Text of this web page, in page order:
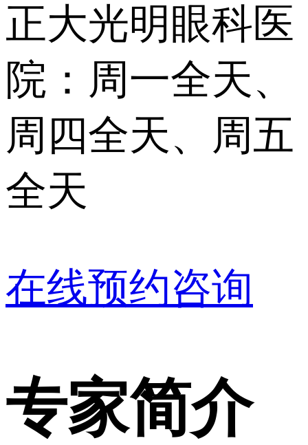
正大光明眼科医
院：周一全天、
周四全天、周五
全天
在线预约咨询
专家简介